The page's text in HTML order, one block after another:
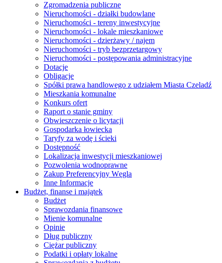
Zgromadzenia publiczne
Nieruchomości - działki budowlane
Nieruchomości - tereny inwestycyjne
Nieruchomości - lokale mieszkaniowe
Nieruchomości - dzierżawy / najem
Nieruchomości - tryb bezprzetargowy
Nieruchomości - postępowania administracyjne
Dotacje
Obligacje
Spółki prawa handlowego z udziałem Miasta Czeladź
Mieszkania komunalne
Konkurs ofert
Raport o stanie gminy
Obwieszczenie o licytacji
Gospodarka łowiecka
Taryfy za wodę i ścieki
Dostępność
Lokalizacja inwestycji mieszkaniowej
Pozwolenia wodnoprawne
Zakup Preferencyjny Węgla
Inne Informacje
Budżet, finanse i majątek
Budżet
Sprawozdania finansowe
Mienie komunalne
Opinie
Dług publiczny
Ciężar publiczny
Podatki i opłaty lokalne